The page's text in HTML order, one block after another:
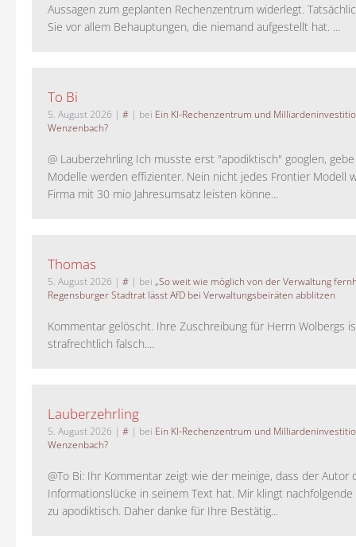
Aussagen zum geplanten Rechenzentrum widerlegt.
Sie vor allem Behauptungen, die niemand aufgestellt hat. ...
To Bi
5. August 2026 | # | bei Ein KI-Rechenzentrum und
Wenzenbach?
@ Lauberzehrling Ich musste erst "apodiktisch" googlen, gebe
Modelle werden effizienter. Nein nicht jedes Frontier Modell
Firma mit 30 mio Jahresumsatz leisten könne...
Thomas
5. August 2026 | # | bei „So weit wie möglich von der Verwaltung
Regensburger Stadtrat lässt AfD bei Verwaltungsbeiräten abblitzen
Kommentar gelöscht. Ihre Zuschreibung für Herrn Wolbergs
strafrechtlich falsch....
Lauberzehrling
5. August 2026 | # | bei Ein KI-Rechenzentrum und
Wenzenbach?
@To Bi: Ihr Kommentar zeigt wie der meinige, dass der Autor
Informationslücke in seinem Text hat. Mir klingt
zu apodiktisch. Daher danke für Ihre Bestätig...